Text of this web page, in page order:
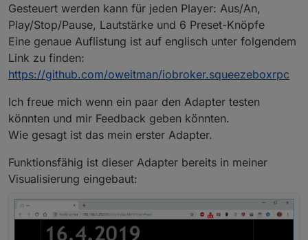
Gesteuert werden kann für jeden Player: Aus/An,
Play/Stop/Pause, Lautstärke und 6 Preset-Knöpfe
Eine genaue Auflistung ist auf englisch unter folgendem
Link zu finden:
https://github.com/oweitman/iobroker.squeezeboxrpc
Ich freue mich wenn ein paar den Adapter testen
könnten und mir Feedback geben könnten.
Wie gesagt ist das mein erster Adapter.
Funktionsfähig ist dieser Adapter bereits in meiner
Visualisierung eingebaut: